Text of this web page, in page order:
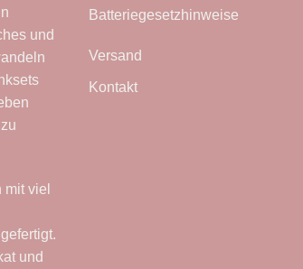
und
viel
und
Batteriegesetzhinweise
Versand
Kontakt